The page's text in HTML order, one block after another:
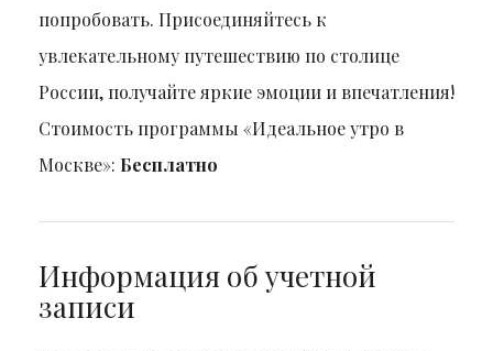
попробовать. Присоединяйтесь к
увлекательному путешествию по столице
России, получайте яркие эмоции и впечатления!
Стоимость программы «Идеальное утро в
Москве»: Бесплатно
Информация об учетной
записи